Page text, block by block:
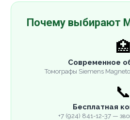
Почему выбирают
🏥
Современное
Томографы Siemens
📞
Бесплатная
+7 (924) 841-12-37 —